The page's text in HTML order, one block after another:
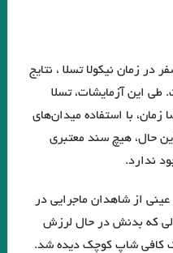
خولیو کورتاسار مترجم: بهمن شاکری
در زمان نیکولا تسلا ، نتایج
این آزمایشات، تسلا
با استفاده میدان‌های
حال، هیچ سند معتبری
ندارد.
از شاهدان ماجرایی در
در حالی که بدنش در حال لرزش
کافی شاپ کوچک دیده شد.